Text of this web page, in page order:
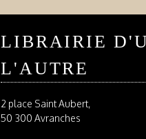
LIBRAIRIE
L'AUTRE
2 place Saint Aubert,
50 300 Avranches